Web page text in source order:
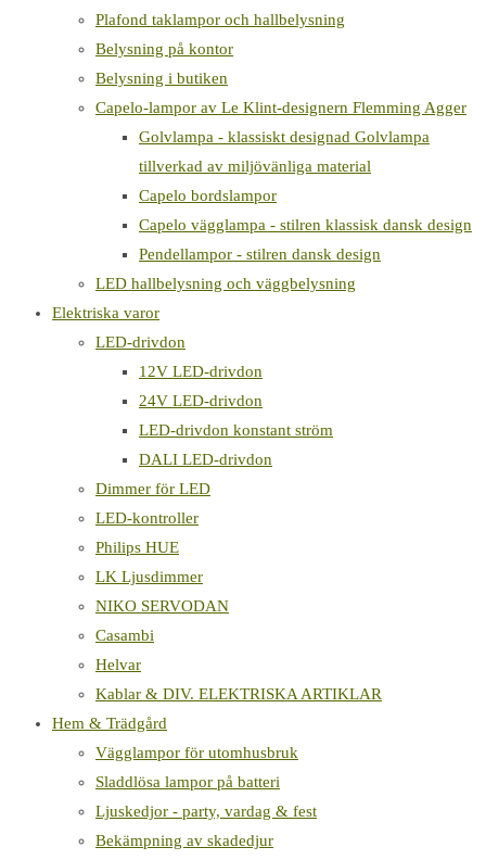
Plafond taklampor och hallbelysning
Belysning på kontor
Belysning i butiken
Capelo-lampor av Le Klint-designern Flemming Agger
Golvlampa - klassiskt designad Golvlampa
tillverkad av miljövänliga material
Capelo bordslampor
Capelo vägglampa - stilren klassisk dansk design
Pendellampor - stilren dansk design
LED hallbelysning och väggbelysning
Elektriska varor
LED-drivdon
12V LED-drivdon
24V LED-drivdon
LED-drivdon konstant ström
DALI LED-drivdon
Dimmer för LED
LED-kontroller
Philips HUE
LK Ljusdimmer
NIKO SERVODAN
Casambi
Helvar
Kablar & DIV. ELEKTRISKA ARTIKLAR
Hem & Trädgård
Vägglampor för utomhusbruk
Sladdlösa lampor på batteri
Ljuskedjor - party, vardag & fest
Bekämpning av skadedjur